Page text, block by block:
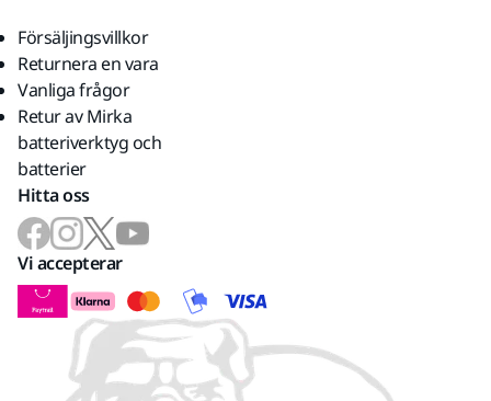
Försäljingsvillkor
Returnera en vara
Vanliga frågor
Retur av Mirka
batteriverktyg och
batterier
Hitta oss
Vi accepterar